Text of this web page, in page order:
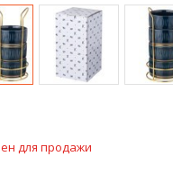
для продажи